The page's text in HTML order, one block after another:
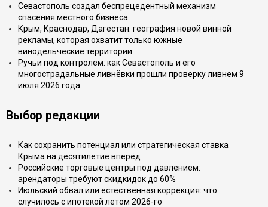
Севастополь создал беспрецедентный механизм
спасения местного бизнеса
Крым, Краснодар, Дагестан: география новой винной
рекламы, которая охватит только южные
винодельческие территории
Ручьи под контролем: как Севастополь и его
многострадальные ливнёвки прошли проверку ливнем 9
июля 2026 года
Выбор редакции
Как сохранить потенциал или стратегическая ставка
Крыма на десятилетие вперёд
Российские торговые центры под давлением:
арендаторы требуют скидкидок до 60%
Июльский обвал или естественная коррекция: что
случилось с ипотекой летом 2026-го